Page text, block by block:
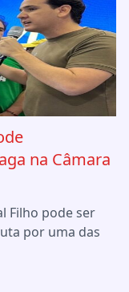
na Câmara
Filho pode ser
por uma das